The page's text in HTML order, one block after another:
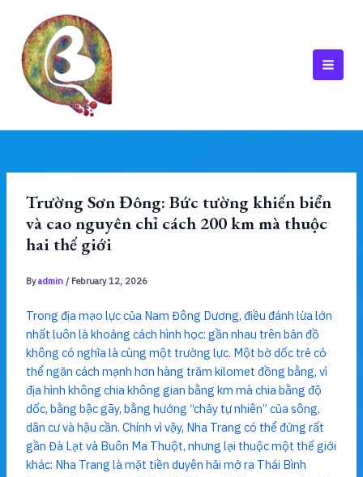
content
Trường Sơn Đông: Bức tường khiến biển
và cao nguyên chỉ cách 200 km mà thuộc
hai thế giới
Byadmin / February 12, 2026
Trong địa mạo lực của Nam Đông Dương, điều đánh lừa lớn
nhất luôn là khoảng cách hình học: gần nhau trên bản đồ
không có nghĩa là cùng một trường lực. Một bờ dốc trẻ có
thể ngăn cách mạnh hơn hàng trăm kilomet đồng bằng, vì
địa hình không chia không gian bằng km mà chia bằng độ
dốc, bằng bậc gãy, bằng hướng “chảy tự nhiên” của sông,
dân cư và hậu cần. Chính vì vậy, Nha Trang có thể đứng rất
gần Đà Lạt và Buôn Ma Thuột, nhưng lại thuộc một thế giới
khác: Nha Trang là mặt tiền duyên hải mở ra Thái Bình